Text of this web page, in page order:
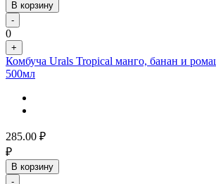
В корзину
-
0
+
Комбуча Urals Tropical манго, банан и
500мл
285.00 ₽
₽
В корзину
-